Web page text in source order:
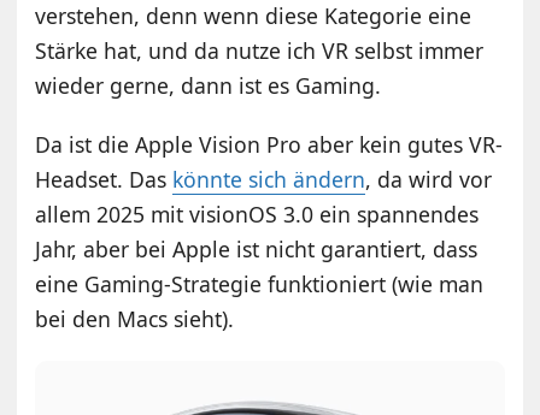
verstehen, denn wenn diese Kategorie eine
Stärke hat, und da nutze ich VR selbst immer
wieder gerne, dann ist es Gaming.
Da ist die Apple Vision Pro aber kein gutes VR-
Headset. Das könnte sich ändern, da wird vor
allem 2025 mit visionOS 3.0 ein spannendes
Jahr, aber bei Apple ist nicht garantiert, dass
eine Gaming-Strategie funktioniert (wie man
bei den Macs sieht).